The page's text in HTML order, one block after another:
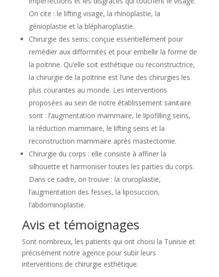
On cite : le lifting visage, la rhinoplastie, la
génioplastie et la blépharoplastie.
Chirurgie des seins: conçue essentiellement pour
remédier aux difformités et pour embellir la forme de
la poitrine. Qu’elle soit esthétique ou reconstructrice,
la chirurgie de la poitrine est l’une des chirurgies les
plus courantes au monde. Les interventions
proposées au sein de notre établissement sanitaire
sont : l’augmentation mammaire, le lipofilling seins,
la réduction mammaire, le lifting seins et la
reconstruction mammaire après mastectomie.
Chirurgie du corps : elle consiste à affiner la
silhouette et harmoniser toutes les parties du corps.
Dans ce cadre, on trouve : la cruroplastie,
l’augmentation des fesses, la liposuccion,
l’abdominoplastie.
Avis et témoignages
Sont nombreux, les patients qui ont choisi la Tunisie et
précisément notre agence pour subir leurs
interventions de chirurgie esthétique.